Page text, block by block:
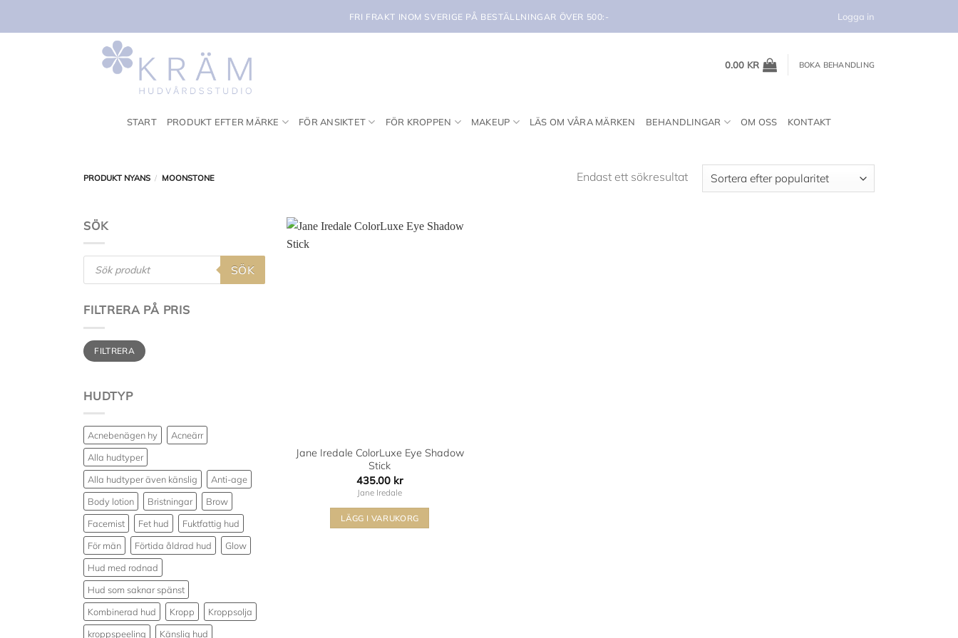
FRI FRAKT INOM SVERIGE PÅ BESTÄLLNINGAR ÖVER 500:- Logga in
0.00 KR BOKA BEHANDLING
START PRODUKT EFTER MÄRKE FÖR ANSIKTET FÖR KROPPEN MAKEUP LÄS OM VÅRA MÄRKEN BEHANDLINGAR OM OSS KONTAKT
PRODUKT NYANS / MOONSTONE Endast ett sökresultat
SÖK
Products
search
SÖK
FILTRERA PÅ PRIS
Min
pris
Max
prisFILTRERA
HUDTYP
Acnebenägen hy
Acneärr
Alla hudtyper
Alla hudtyper även känslig
Anti-age
Body lotion
Bristningar
Brow
Facemist
Fet hud
Fuktfattig hud
För män
Förtida åldrad hud
Glow
Hud med rodnad
Hud som saknar spänst
Kombinerad hud
Kropp
Kroppsolja
kroppspeeling
Känslig hud
Jane Iredale ColorLuxe Eye Shadow
Stick
435.00 kr
Jane Iredale
LÄGG I VARUKORG